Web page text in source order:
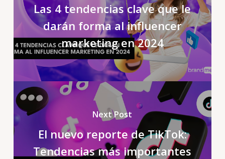
Las 4 tendencias clave que le
darán forma al influencer
marketing en 2024
Next Post
El nuevo reporte de TikTok:
Tendencias más importantes